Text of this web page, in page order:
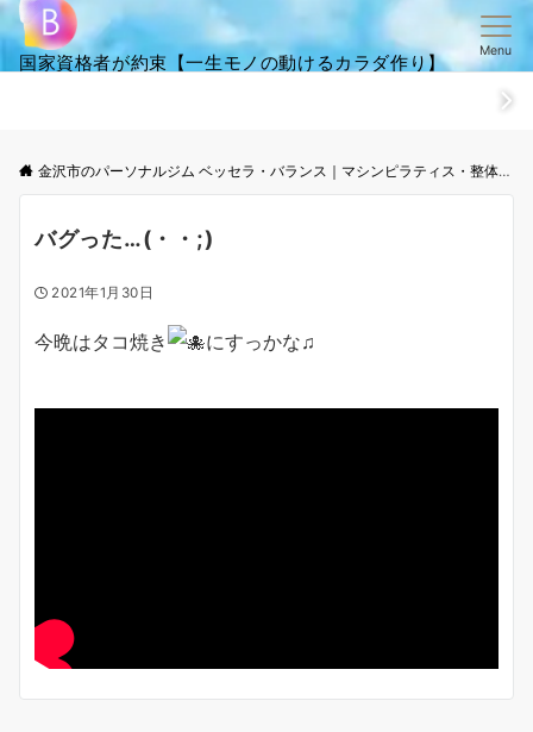
国家資格者が約束【一生モノの動けるカラダ作り】
Menu
ご来店からお帰りまでの
金沢市のパーソナルジム ベッセラ・バランス｜マシンピラティス・整体│根本改善と体幹トレーニング
バグった…(・・;)
2021年1月30日
今晩はタコ焼き にすっかな♫